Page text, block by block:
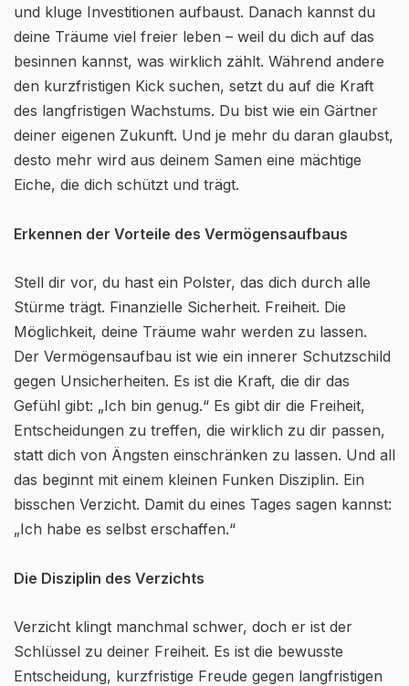
und kluge Investitionen aufbaust. Danach kannst du
deine Träume viel freier leben – weil du dich auf das
besinnen kannst, was wirklich zählt. Während andere
den kurzfristigen Kick suchen, setzt du auf die Kraft
des langfristigen Wachstums. Du bist wie ein Gärtner
deiner eigenen Zukunft. Und je mehr du daran glaubst,
desto mehr wird aus deinem Samen eine mächtige
Eiche, die dich schützt und trägt.
Erkennen der Vorteile des Vermögensaufbaus
Stell dir vor, du hast ein Polster, das dich durch alle
Stürme trägt. Finanzielle Sicherheit. Freiheit. Die
Möglichkeit, deine Träume wahr werden zu lassen.
Der Vermögensaufbau ist wie ein innerer Schutzschild
gegen Unsicherheiten. Es ist die Kraft, die dir das
Gefühl gibt: „Ich bin genug.“ Es gibt dir die Freiheit,
Entscheidungen zu treffen, die wirklich zu dir passen,
statt dich von Ängsten einschränken zu lassen. Und all
das beginnt mit einem kleinen Funken Disziplin. Ein
bisschen Verzicht. Damit du eines Tages sagen kannst:
„Ich habe es selbst erschaffen.“
Die Disziplin des Verzichts
Verzicht klingt manchmal schwer, doch er ist der
Schlüssel zu deiner Freiheit. Es ist die bewusste
Entscheidung, kurzfristige Freude gegen langfristigen